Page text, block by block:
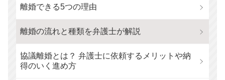
離婚できる5つの理由
離婚の流れと種類を弁護士が解説
協議離婚とは？ 弁護士に依頼するメリットや納
得のいく進め方